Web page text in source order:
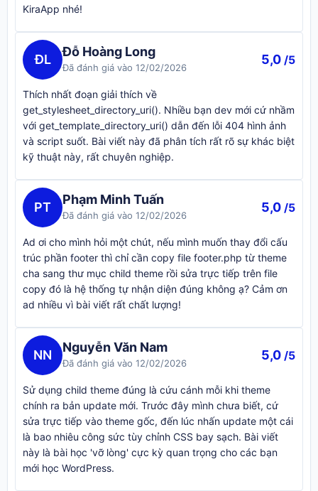
KiraApp nhé!
ĐL Đỗ Hoàng Long
Đã đánh giá vào 12/02/2026
5,0 /5
Thích nhất đoạn giải thích về
get_stylesheet_directory_uri(). Nhiều bạn dev mới cứ nhầm
với get_template_directory_uri() dẫn đến lỗi 404 hình ảnh
và script suốt. Bài viết này đã phân tích rất rõ sự khác biệt
kỹ thuật này, rất chuyên nghiệp.
PT Phạm Minh Tuấn
Đã đánh giá vào 12/02/2026
5,0 /5
Ad ơi cho mình hỏi một chút, nếu mình muốn thay đổi cấu
trúc phần footer thì chỉ cần copy file footer.php từ theme
cha sang thư mục child theme rồi sửa trực tiếp trên file
copy đó là hệ thống tự nhận diện đúng không ạ? Cảm ơn
ad nhiều vì bài viết rất chất lượng!
NN Nguyễn Văn Nam
Đã đánh giá vào 12/02/2026
5,0 /5
Sử dụng child theme đúng là cứu cánh mỗi khi theme
chính ra bản update mới. Trước đây mình chưa biết, cứ
sửa trực tiếp vào theme gốc, đến lúc nhấn update một cái
là bao nhiêu công sức tùy chỉnh CSS bay sạch. Bài viết
này là bài học 'vỡ lòng' cực kỳ quan trọng cho các bạn
mới học WordPress.